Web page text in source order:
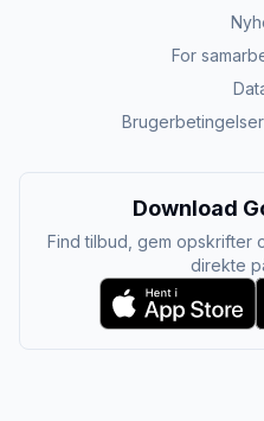
For
Download
Find tilbud, gem opskrifter
direkte